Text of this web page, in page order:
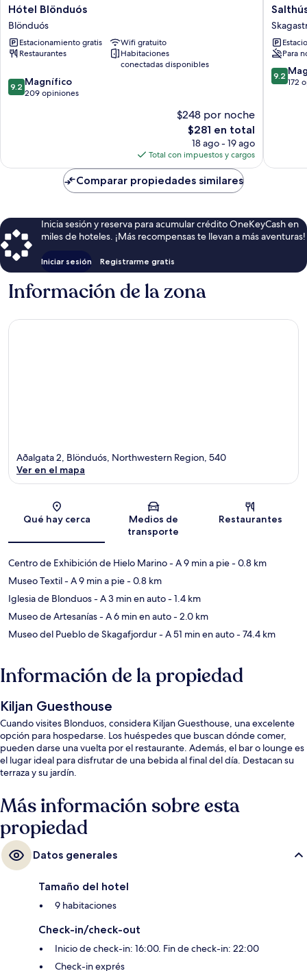
Hótel
Blönduós
Blönduós
Hótel Blönduós
Blönduós
Estacionamiento gratis
Wifi gratuito
Restaurantes
Habitaciones
conectadas disponibles
9.2
de
9.2 Magnífico
209 opiniones
$248 por noche
El
precio
actual
es
de
$281
$281 en total
18 ago - 19 ago
Total con impuestos y cargos
Salthús
Para
9.2
de
9.2
172
Comparar propiedades similares
Inicia sesión y reserva para acumular crédito OneKeyCash en
miles de hoteles. ¡Más recompensas te llevan a más aventuras!
Iniciar sesión Registrarme gratis
Información de la zona
Sección del mapa
Aðalgata 2, Blönduós, Northwestern Region, 540
Ver en el mapa
Qué hay cerca
Medios de
transporte
Restaurantes
Centro de Exhibición de Hielo Marino- A 9 min a pie- 0.8 km
Museo Textil- A 9 min a pie- 0.8 km
Iglesia de Blonduos- A 3 min en auto- 1.4 km
Museo de Artesanías- A 6 min en auto- 2.0 km
Museo del Pueblo de Skagafjordur- A 51 min en auto- 74.4 km
Información de la propiedad
Kiljan Guesthouse
Cuando visites Blonduos, considera Kiljan Guesthouse, una excelente
opción para hospedarse. Los huéspedes que buscan dónde comer,
pueden darse una vuelta por el restaurante. Además, el bar o lounge es
el lugar ideal para disfrutar de una bebida al final del día. Destacan su
terraza y su jardín.
Más información sobre esta
propiedad
Datos generales
Tamaño del hotel
9 habitaciones
Check-in/check-out
Inicio de check-in: 16:00. Fin de check-in: 22:00
Check-in exprés